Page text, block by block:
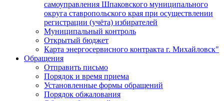
самоуправления Шпаковского муниципального
округа ставропольского края при осуществлении
регистрации (учёта) избирателей
Муниципальный контроль
Открытый бюджет
Карта энергосервисного контракта г. Михайловск"
Обращения
Отправить письмо
Порядок и время приема
Установленные формы обращений
Порядок обжалования